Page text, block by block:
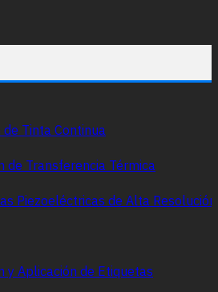
de Tinta Continua
de Transferencia Térmica
Piezoeléctricas de Alta
y Aplicación de Etiquetas